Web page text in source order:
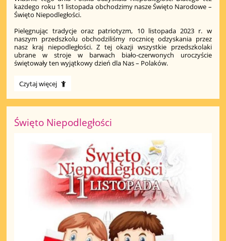
każdego roku 11 listopada obchodzimy nasze Święto Narodowe –
Święto Niepodległości.
Pielęgnując tradycje oraz patriotyzm, 10 listopada 2023 r. w
naszym przedszkolu obchodziliśmy rocznicę odzyskania przez
nasz kraj niepodległości. Z tej okazji wszystkie przedszkolaki
ubrane w stroje w barwach biało-czerwonych uroczyście
świętowały ten wyjątkowy dzień dla Nas – Polaków.
Dzień
w
Czytaj więcej
Święto Niepodległości